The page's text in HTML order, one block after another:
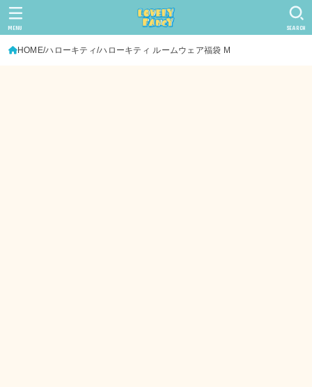
SEARCH
MENU
HOME ハローキティ ハローキティ ルームウェア福袋 M